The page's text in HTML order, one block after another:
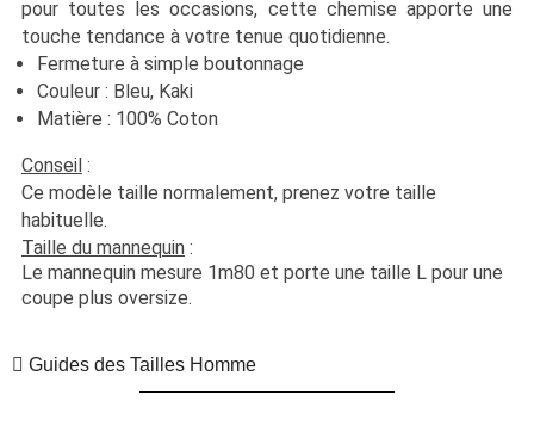
pour toutes les occasions, cette chemise apporte une
touche tendance à votre tenue quotidienne.
Fermeture à simple boutonnage
Couleur : Bleu, Kaki
Matière : 100% Coton
Conseil :
Ce modèle taille normalement, prenez votre taille
habituelle.
Taille du mannequin :
Le mannequin mesure 1m80 et porte une taille L pour une
coupe plus oversize.
Guides des Tailles Homme